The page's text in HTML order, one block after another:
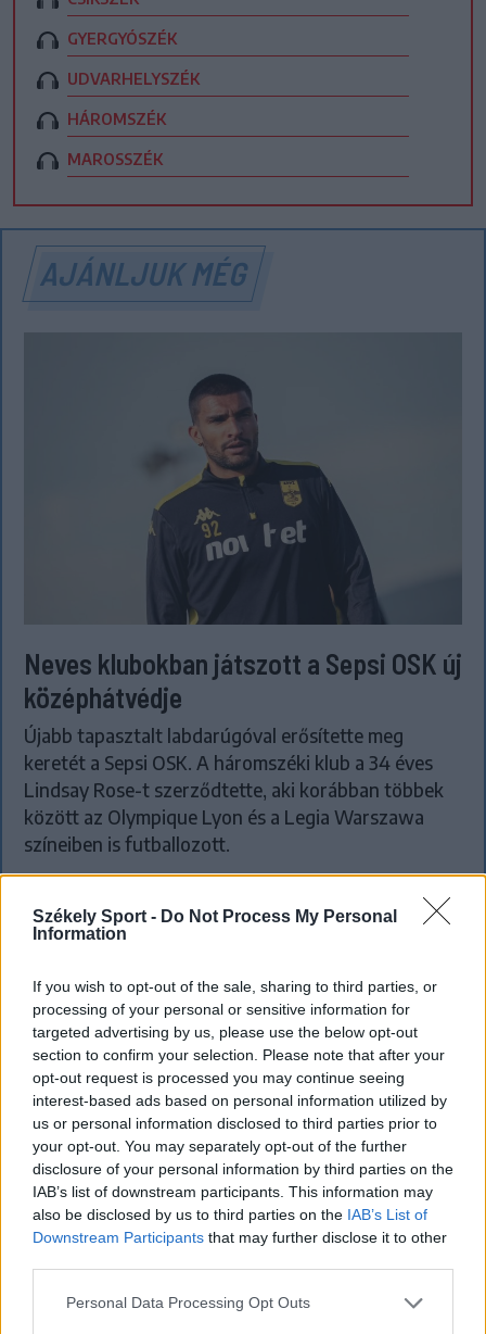
Székely Sport - Do Not Process My Personal
Information
If you wish to opt-out of the sale, sharing to third parties, or
processing of your personal or sensitive information for
targeted advertising by us, please use the below opt-out
section to confirm your selection. Please note that after your
opt-out request is processed you may continue seeing
interest-based ads based on personal information utilized by
us or personal information disclosed to third parties prior to
your opt-out. You may separately opt-out of the further
disclosure of your personal information by third parties on the
IAB’s list of downstream participants. This information may
also be disclosed by us to third parties on the IAB’s List of
Downstream Participants that may further disclose it to other
Personal Data Processing Opt Outs
GYERGYÓSZÉK
UDVARHELYSZÉK
HÁROMSZÉK
MAROSSZÉK
AJÁNLJUK MÉG
Neves klubokban játszott a Sepsi OSK új
középhátvédje
Újabb tapasztalt labdarúgóval erősítette meg
keretét a Sepsi OSK. A háromszéki klub a 34 éves
Lindsay Rose-t szerződtette, aki korábban többek
között az Olympique Lyon és a Legia Warszawa
színeiben is futballozott.
Szembementek a trenddel: a Sepsi OSK
Szuperligában